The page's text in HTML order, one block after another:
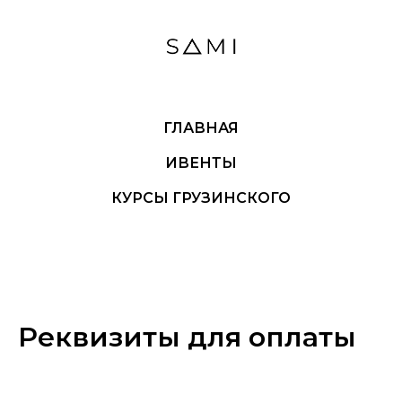
ГЛАВНАЯ
ИВЕНТЫ
КУРСЫ ГРУЗИНСКОГО
Реквизиты для оплаты